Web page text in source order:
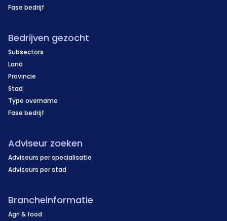
Fase bedrijf
Bedrijven gezocht
Subsectors
Land
Provincie
Stad
Type overname
Fase bedrijf
Adviseur zoeken
Adviseurs per specialisatie
Adviseurs per stad
Brancheinformatie
Agri & food